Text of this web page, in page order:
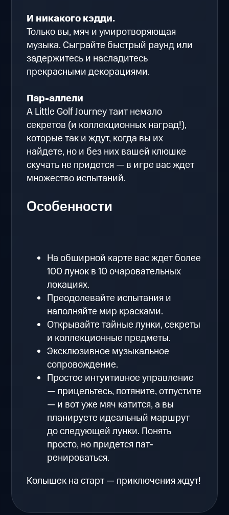
И никакого кэдди.
Только вы, мяч и умиротворяющая
музыка. Сыграйте быстрый раунд или
задержитесь и насладитесь
прекрасными декорациями.
Пар-аллели
A Little Golf Journey таит немало
секретов (и коллекционных наград!),
которые так и ждут, когда вы их
найдете, но и без них вашей клюшке
скучать не придется — в игре вас ждет
множество испытаний.
Особенности
На обширной карте вас ждет более
100 лунок в 10 очаровательных
локациях.
Преодолевайте испытания и
наполняйте мир красками.
Открывайте тайные лунки, секреты
и коллекционные предметы.
Эксклюзивное музыкальное
сопровождение.
Простое интуитивное управление
— прицельтесь, потяните, отпустите
— и вот уже мяч катится, а вы
планируете идеальный маршрут
до следующей лунки. Понять
просто, но придется пат-
ренироваться.
Колышек на старт — приключения ждут!